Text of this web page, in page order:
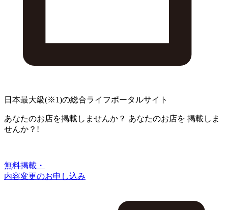
日本最大級(※1)の総合ライフポータルサイト
あなたのお店を掲載しませんか？ あなたのお店を 掲載しま
せんか？!
無料掲載・
内容変更のお申し込み